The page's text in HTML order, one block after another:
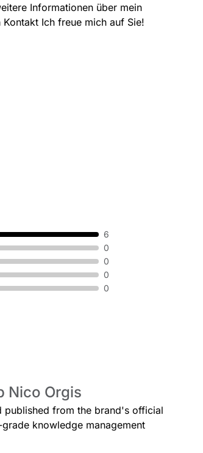
Informationen über mein
Ich freue mich auf Sie!
6
0
0
0
0
Nico Orgis
published from the brand's official
knowledge management